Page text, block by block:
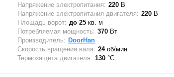
Напряжение электропитания: 220 В
Напряжение электропитания двигателя: 220 В
Площадь ворот: до 25 кв. м
Потребляемая мощность: 370 Вт
Производитель: DoorHan
Скорость вращения вала: 24об/мин
Термозащита двигателя: 130°C